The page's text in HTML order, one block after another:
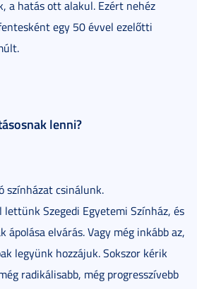
a hatás ott alakul. Ezért nehéz
egy 50 évvel ezelőtti
lenni?
színházat csinálunk.
Szegedi Egyetemi Színház, és
ápolása elvárás. Vagy még inkább az,
legyünk hozzájuk. Sokszor kérik
radikálisabb, még progresszívebb